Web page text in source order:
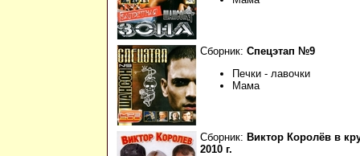
Сборник: Спецэтап №9
Печки - лавочки
Мама
Сборник: Виктор Королёв в
2010 г.